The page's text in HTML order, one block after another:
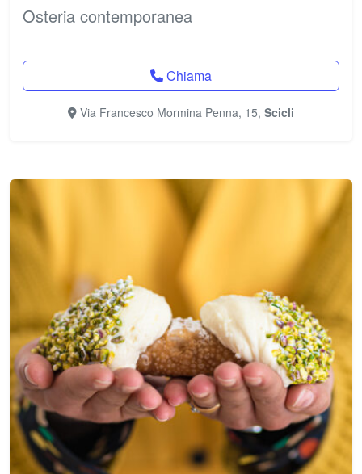
Osteria contemporanea
Chiama
Via Francesco Mormina Penna, 15, Scicli